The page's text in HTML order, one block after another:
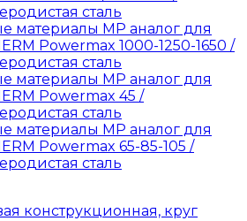
сталь
материалы MP аналог для
Powermax 1000-1250-1650 /
сталь
материалы MP аналог для
Powermax 45 /
сталь
материалы MP аналог для
Powermax 65-85-105 /
сталь